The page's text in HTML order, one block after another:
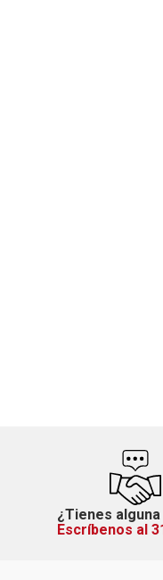
¿Tienes alguna
Escríbenos al